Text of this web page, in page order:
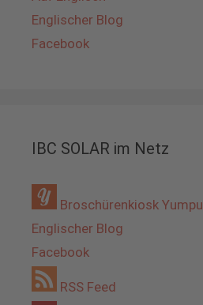
Englischer Blog
Facebook
IBC SOLAR im Netz
Broschürenkiosk Yumpu
Englischer Blog
Facebook
RSS Feed